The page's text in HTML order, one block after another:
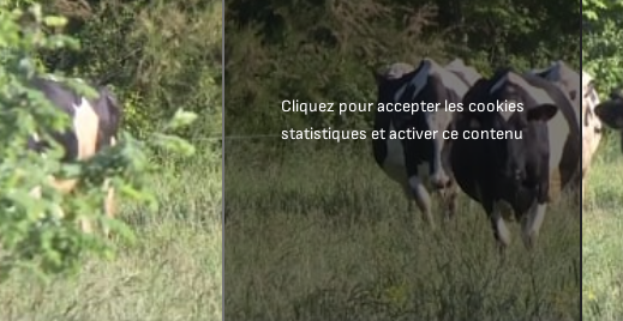
Cliquez pour accepter les cookies
statistiques et activer ce contenu